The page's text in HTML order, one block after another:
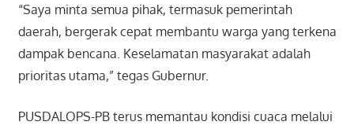
“Saya minta semua pihak, termasuk pemerintah
daerah, bergerak cepat membantu warga yang terkena
dampak bencana. Keselamatan masyarakat adalah
prioritas utama,” tegas Gubernur.
PUSDALOPS-PB terus memantau kondisi cuaca melalui